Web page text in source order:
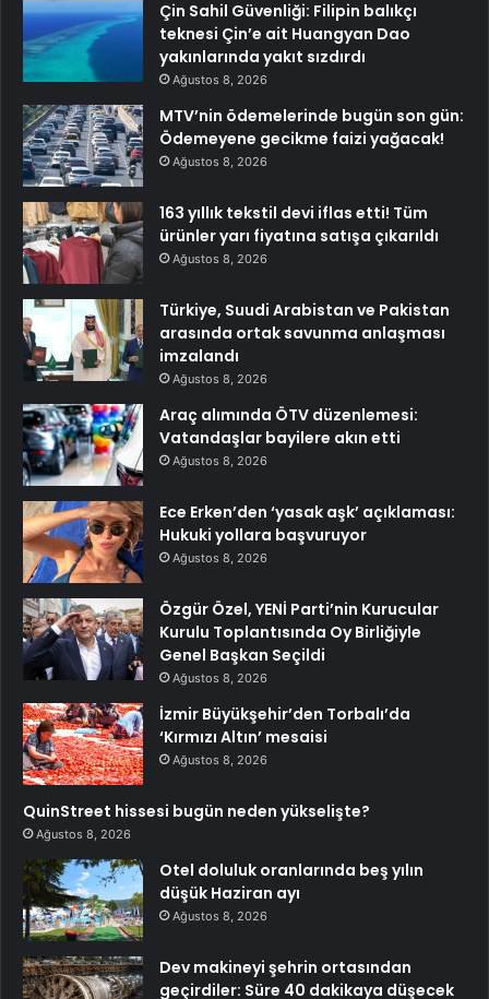
Çin Sahil Güvenliği: Filipin balıkçı
teknesi Çin’e ait Huangyan Dao
yakınlarında yakıt sızdırdı
Ağustos 8, 2026
MTV’nin ödemelerinde bugün son gün:
Ödemeyene gecikme faizi yağacak!
Ağustos 8, 2026
163 yıllık tekstil devi iflas etti! Tüm
ürünler yarı fiyatına satışa çıkarıldı
Ağustos 8, 2026
Türkiye, Suudi Arabistan ve Pakistan
arasında ortak savunma anlaşması
imzalandı
Ağustos 8, 2026
Araç alımında ÖTV düzenlemesi:
Vatandaşlar bayilere akın etti
Ağustos 8, 2026
Ece Erken’den ‘yasak aşk’ açıklaması:
Hukuki yollara başvuruyor
Ağustos 8, 2026
Özgür Özel, YENİ Parti’nin Kurucular
Kurulu Toplantısında Oy Birliğiyle
Genel Başkan Seçildi
Ağustos 8, 2026
İzmir Büyükşehir’den Torbalı’da
‘Kırmızı Altın’ mesaisi
Ağustos 8, 2026
QuinStreet hissesi bugün neden yükselişte?
Ağustos 8, 2026
Otel doluluk oranlarında beş yılın
düşük Haziran ayı
Ağustos 8, 2026
Dev makineyi şehrin ortasından
geçirdiler: Süre 40 dakikaya düşecek